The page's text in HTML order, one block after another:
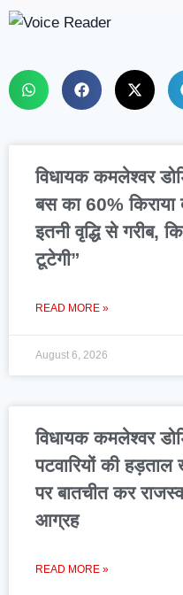
विधायक कमलेश्वर
बस का 60% किराया
इतनी वृद्धि से गरीब,
टूटेगी”
READ MORE »
August 6, 2026
विधायक कमलेश्वर
पटवारियों की
पर बातचीत कर
आग्रह
READ MORE »